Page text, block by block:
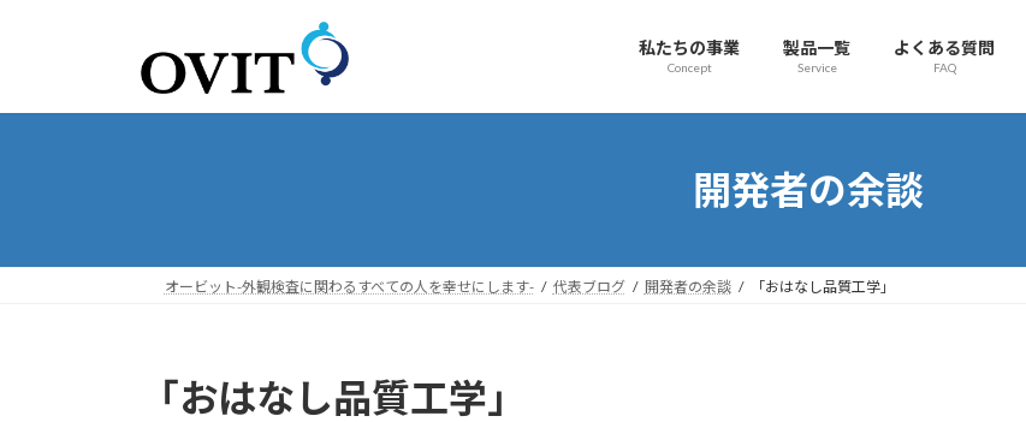
プ
動
私たちの事業
Concept
製品一覧
Service
よくある質問
FAQ
開発者の余談
オービット-外観検査に関わるすべての人を幸せにします- 代表ブログ 開発者の余談 「おはなし品質工学」
「おはなし品質工学」